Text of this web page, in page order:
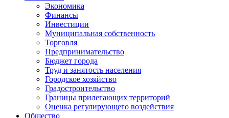
Экономика
Финансы
Инвестиции
Муниципальная собственность
Торговля
Предпринимательство
Бюджет города
Труд и занятость населения
Городское хозяйство
Градостроительство
Границы прилегающих территорий
Оценка регулирующего воздействия
Общество